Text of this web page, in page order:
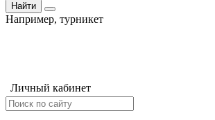
Найти
Например, турникет
Личный кабинет